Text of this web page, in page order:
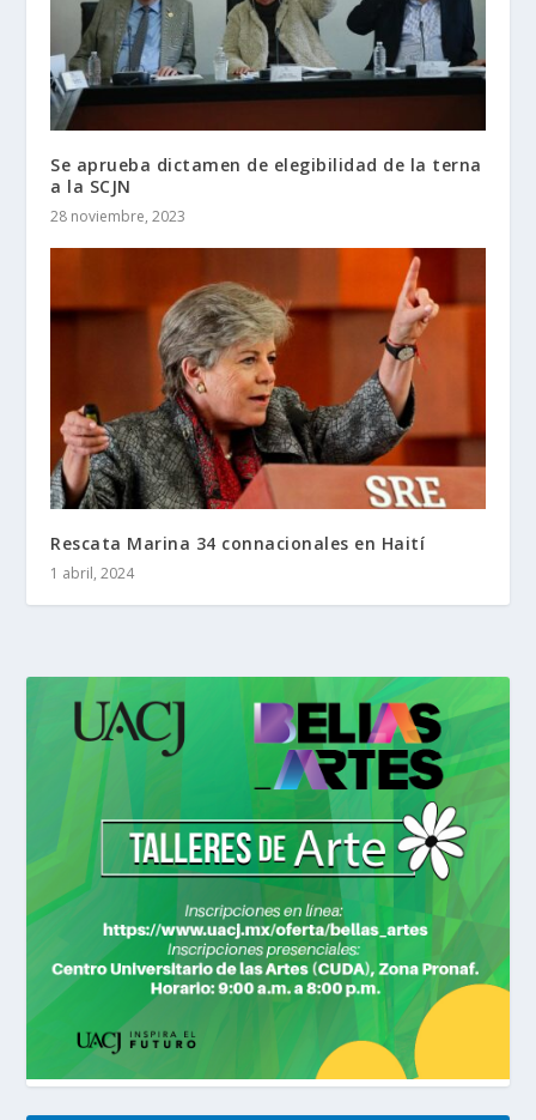
Se aprueba dictamen de elegibilidad de la terna
a la SCJN
28 noviembre, 2023
Rescata Marina 34 connacionales en Haití
1 abril, 2024